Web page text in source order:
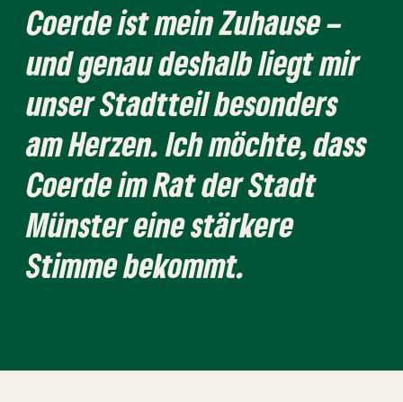
Coerde ist mein Zuhause –
und genau deshalb liegt mir
unser Stadtteil besonders
am Herzen. Ich möchte, dass
Coerde im Rat der Stadt
Münster eine stärkere
Stimme bekommt.